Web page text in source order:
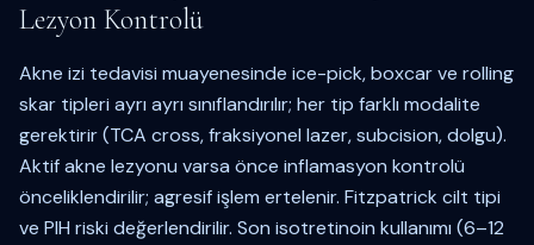
Lezyon Kontrolü
Akne izi tedavisi muayenesinde ice-pick, boxcar ve rolling
skar tipleri ayrı ayrı sınıflandırılır; her tip farklı modalite
gerektirir (TCA cross, fraksiyonel lazer, subcision, dolgu).
Aktif akne lezyonu varsa önce inflamasyon kontrolü
önceliklendirilir; agresif işlem ertelenir. Fitzpatrick cilt tipi
ve PIH riski değerlendirilir. Son isotretinoin kullanımı (6–12